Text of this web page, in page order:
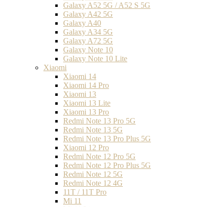
Galaxy A52 5G / A52 S 5G
Galaxy A42 5G
Galaxy A40
Galaxy A34 5G
Galaxy A72 5G
Galaxy Note 10
Galaxy Note 10 Lite
Xiaomi
Xiaomi 14
Xiaomi 14 Pro
Xiaomi 13
Xiaomi 13 Lite
Xiaomi 13 Pro
Redmi Note 13 Pro 5G
Redmi Note 13 5G
Redmi Note 13 Pro Plus 5G
Xiaomi 12 Pro
Redmi Note 12 Pro 5G
Redmi Note 12 Pro Plus 5G
Redmi Note 12 5G
Redmi Note 12 4G
11T / 11T Pro
Mi 11